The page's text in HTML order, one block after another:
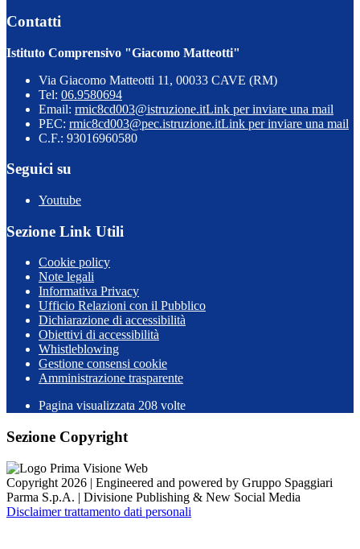
Contatti
Istituto Comprensivo "Giacomo Matteotti"
Via Giacomo Matteotti 11, 00033 CAVE (RM)
Tel: 06.9580694
Email: rmic8cd003@istruzione.itLink per inviare una mail
PEC: rmic8cd003@pec.istruzione.itLink per inviare una mail
C.F.: 93016960580
Seguici su
Youtube
Sezione Link Utili
Cookie policy
Note legali
Informativa Privacy
Ufficio Relazioni con il Pubblico
Dichiarazione di accessibilità
Obiettivi di accessibilità
Whistleblowing
Gestione consensi cookie
Amministrazione trasparente
Pagina visualizzata 208 volte
Sezione Copyright
Copyright 2026 | Engineered and powered by Gruppo Spaggiari
Parma S.p.A. | Divisione Publishing & New Social Media
Disclaimer trattamento dati personali